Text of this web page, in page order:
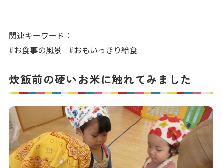
写真販売サービス
各種書類
お仕事をお探しの方
よくあるご質問
保育園に関するお問い合わせ
関連キーワード：
#お食事の風景
#おもいっきり給食
炊飯前の硬いお米に触れてみました